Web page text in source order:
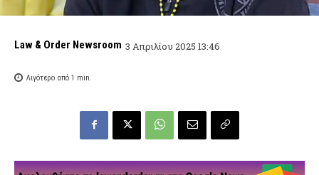
Law & Order Newsroom 3 Απριλίου 2025 13:46
Λιγότερο από 1 min.